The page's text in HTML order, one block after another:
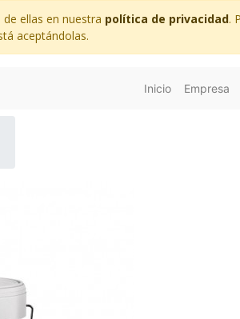
ellas en nuestra política de privacidad.
aceptándolas.
Inicio Empresa